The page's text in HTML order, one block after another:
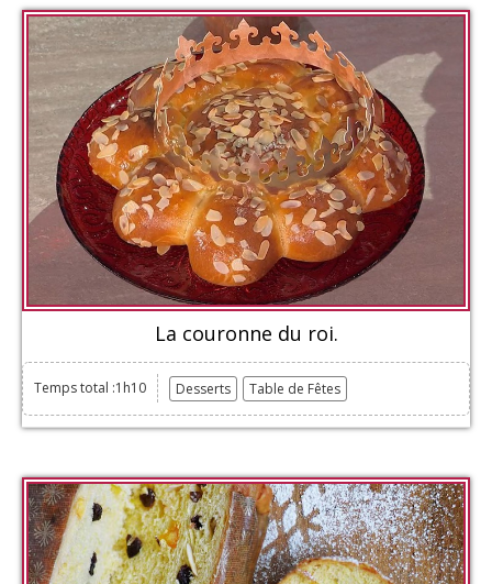
La couronne du roi.
Temps total :1h10 Desserts Table de Fêtes